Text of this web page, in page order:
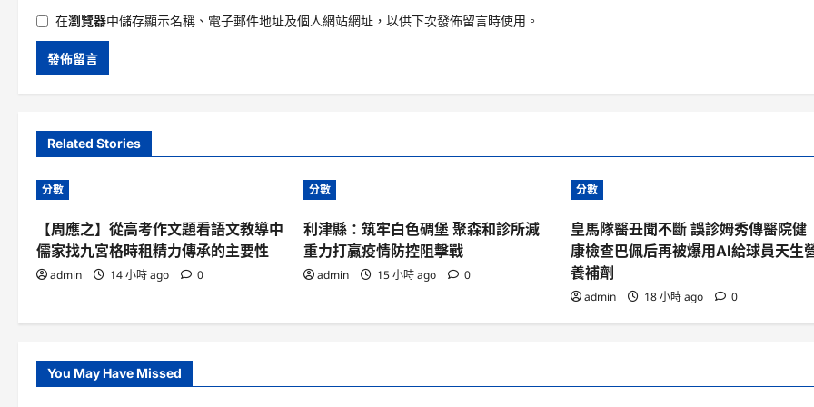
在瀏覽器中儲存顯示名稱、電子郵件地址及個人網站網址，以供下次發佈留言時使用。
Related Stories
分數
【周應之】從高考作文題看語文教導中
儒家找九宮格時租精力傳承的主要性
admin 14 小時 ago 0
分數
利津縣：筑牢白色碉堡 聚森和診所減
重力打贏疫情防控阻擊戰
admin 15 小時 ago 0
分數
皇馬隊醫丑聞不斷 誤診姆秀傳醫院健
康檢查巴佩后再被爆用AI給球員天生
養補劑
admin 18 小時 ago 0
You May Have Missed